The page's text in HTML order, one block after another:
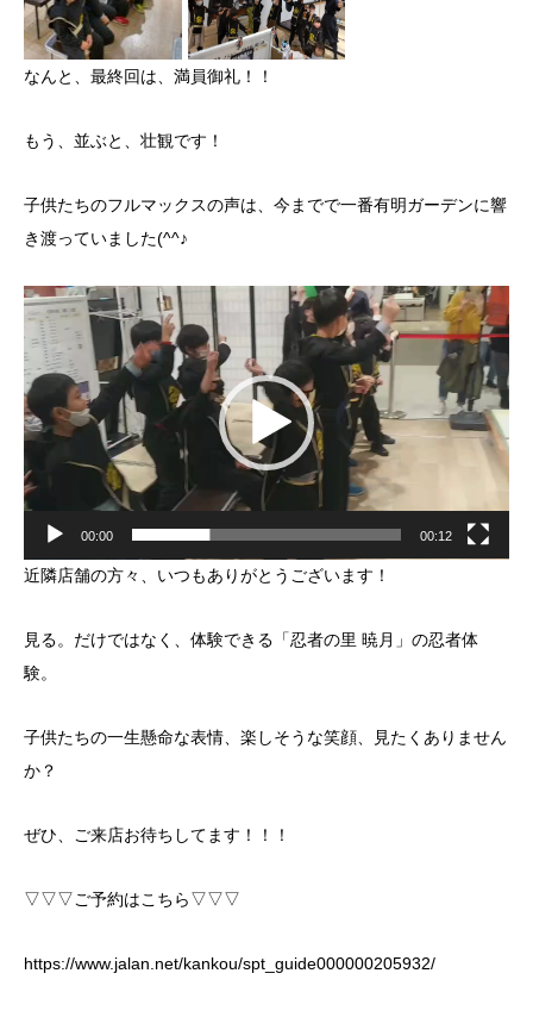
なんと、最終回は、満員御礼！！
もう、並ぶと、壮観です！
子供たちのフルマックスの声は、今までで一番有明ガーデンに響
き渡っていました(^^♪
動
画
プ
レ
ー
ヤ
ー
00:00 00:12
近隣店舗の方々、いつもありがとうございます！
見る。だけではなく、体験できる「忍者の里 暁月」の忍者体
験。
子供たちの一生懸命な表情、楽しそうな笑顔、見たくありません
か？
ぜひ、ご来店お待ちしてます！！！
▽▽▽ご予約はこちら▽▽▽
https://www.jalan.net/kankou/spt_guide000000205932/